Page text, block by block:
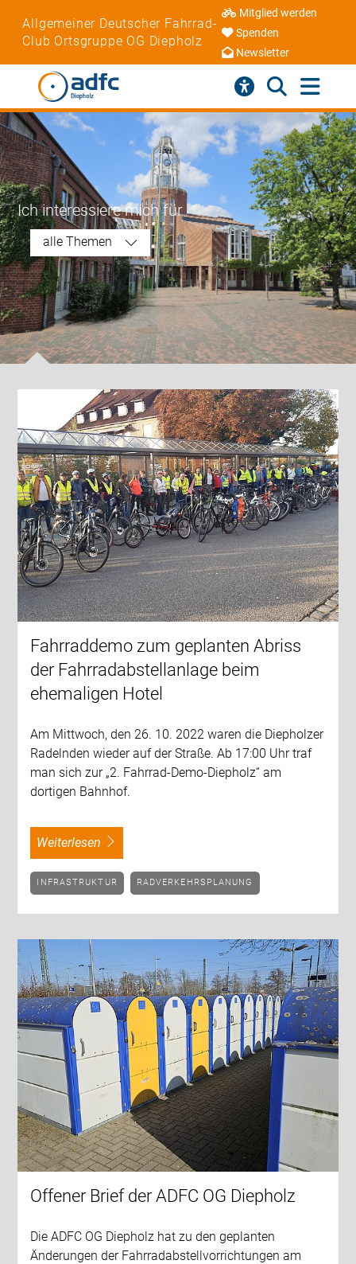
Allgemeiner Deutscher Fahrrad-
Club Ortsgruppe OG Diepholz
Mitglied werden
Spenden
Newsletter
Ich interessiere mich für
alle Themen
Fahrraddemo zum geplanten Abriss
der Fahrradabstellanlage beim
ehemaligen Hotel
Am Mittwoch, den 26. 10. 2022 waren die Diepholzer
Radelnden wieder auf der Straße. Ab 17:00 Uhr traf
man sich zur „2. Fahrrad-Demo-Diepholz“ am
dortigen Bahnhof.
weiterlesen
INFRASTRUKTUR RADVERKEHRSPLANUNG
Offener Brief der ADFC OG Diepholz
Die ADFC OG Diepholz hat zu den geplanten
Änderungen der Fahrradabstellvorrichtungen am